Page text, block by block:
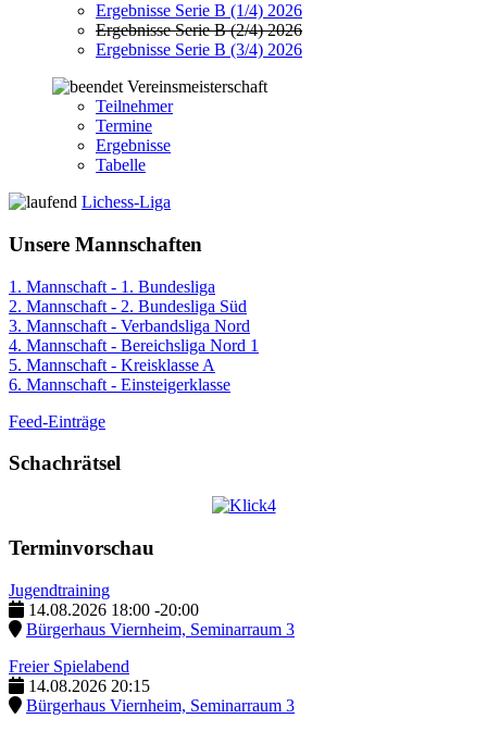
Ergebnisse Serie B (1/4) 2026
Ergebnisse Serie B (2/4) 2026
Ergebnisse Serie B (3/4) 2026
Vereinsmeisterschaft
Teilnehmer
Termine
Ergebnisse
Tabelle
Lichess-Liga
Unsere Mannschaften
1. Mannschaft - 1. Bundesliga
2. Mannschaft - 2. Bundesliga Süd
3. Mannschaft - Verbandsliga Nord
4. Mannschaft - Bereichsliga Nord 1
5. Mannschaft - Kreisklasse A
6. Mannschaft - Einsteigerklasse
Feed-Einträge
Schachrätsel
Terminvorschau
Jugendtraining
14.08.2026 18:00 -20:00
Bürgerhaus Viernheim, Seminarraum 3
Freier Spielabend
14.08.2026 20:15
Bürgerhaus Viernheim, Seminarraum 3